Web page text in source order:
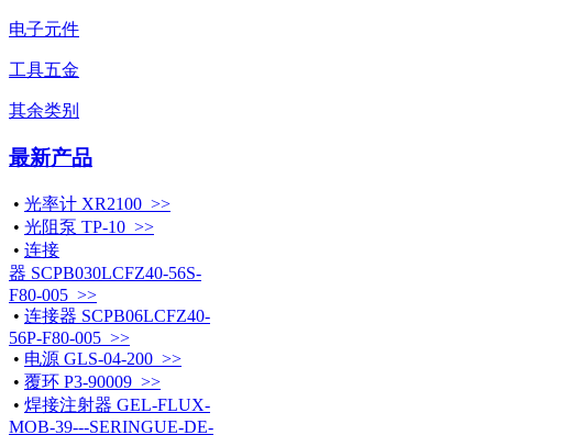
电子元件
工具五金
其余类别
最新产品
• 光率计 XR2100 >>
• 光阻泵 TP-10 >>
• 连接
器 SCPB030LCFZ40-56S-
F80-005 >>
• 连接器 SCPB06LCFZ40-
56P-F80-005 >>
• 电源 GLS-04-200 >>
• 覆环 P3-90009 >>
• 焊接注射器 GEL-FLUX-
MOB-39---SERINGUE-DE-